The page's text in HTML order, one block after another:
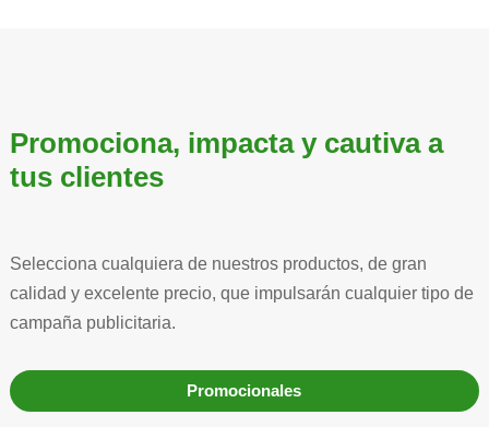
Promociona, impacta y cautiva a
tus clientes
Selecciona cualquiera de nuestros productos, de gran
calidad y excelente precio, que impulsarán cualquier tipo de
campaña publicitaria.
Promocionales